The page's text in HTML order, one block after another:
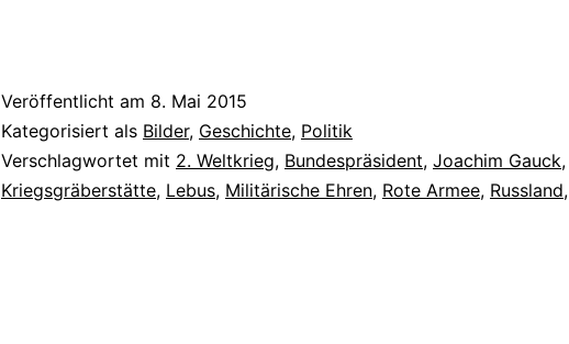
Veröffentlicht am 8. Mai 2015
Kategorisiert als Bilder, Geschichte, Politik
Verschlagwortet mit 2. Weltkrieg, Bundespräsident, Joachim Gauck,
Kriegsgräberstätte, Lebus, Militärische Ehren, Rote Armee, Russland,